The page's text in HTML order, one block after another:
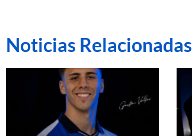
Noticias Relacionadas